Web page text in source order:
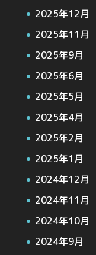
2025年12月
2025年11月
2025年9月
2025年6月
2025年5月
2025年4月
2025年2月
2025年1月
2024年12月
2024年11月
2024年10月
2024年9月